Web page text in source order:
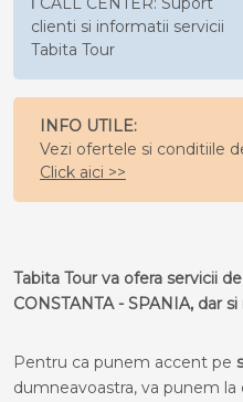
clienti si informatii servicii
Tabita Tour
INFO UTILE:
Vezi ofertele si conditiile
Click aici >>
Tabita Tour va ofera servicii
CONSTANTA - SPANIA, dar
Pentru ca punem accent pe
dumneavoastra, va punem